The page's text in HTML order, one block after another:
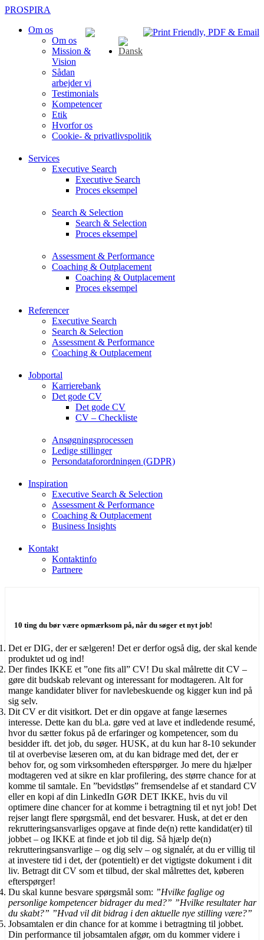
PROSPIRA
Om os
Om os
Mission &
Vision
Sådan
arbejder vi
Testimonials
Kompetencer
Etik
Hvorfor os
Cookie- & privatlivspolitik
Services
Executive Search
Executive Search
Proces eksempel
Search & Selection
Search & Selection
Proces eksempel
Assessment & Performance
Coaching & Outplacement
Coaching & Outplacement
Proces eksempel
Referencer
Executive Search
Search & Selection
Assessment & Performance
Coaching & Outplacement
Jobportal
Karrierebank
Det gode CV
Det gode CV
CV – Checkliste
Ansøgningsprocessen
Ledige stillinger
Persondataforordningen (GDPR)
Inspiration
Executive Search & Selection
Assessment & Performance
Coaching & Outplacement
Business Insights
Kontakt
Kontaktinfo
Partnere
10 ting du bør være opmærksom på, når du søger et nyt job!
Det er DIG, der er sælgeren! Det er derfor også dig, der skal kende
produktet ud og ind!
Der findes IKKE et ”one fits all” CV! Du skal målrette dit CV –
gøre dit budskab relevant og interessant for modtageren. Alt for
mange kandidater bliver for navlebeskuende og kigger kun ind på
sig selv.
Dit CV er dit visitkort. Det er din opgave at fange læsernes
interesse. Dette kan du bl.a. gøre ved at lave et indledende resumé,
hvor du sætter fokus på de erfaringer og kompetencer, som du
besidder ift. det job, du søger. HUSK, at du kun har 8-10 sekunder
til at overbevise læseren om, at du kan bidrage med det, der er
behov for, og som virksomheden efterspørger. Jo mere du hjælper
modtageren ved at sikre en klar profilering, des større chance for at
komme til samtale. En ”bevidstløs” fremsendelse af et standard CV
eller en kopi af din LinkedIn GØR DET IKKE, hvis du vil
optimere dine chancer for at komme i betragtning til et nyt job! Det
rejser langt flere spørgsmål, end det besvarer. Husk, at det er den
rekrutteringsansvarliges opgave at finde de(n) rette kandidat(er) til
jobbet – og IKKE at finde et job til dig. Så hjælp de(n)
rekrutteringsansvarlige – og dig selv – og signalér, at du er villig til
at investere tid i det, der (potentielt) er det vigtigste dokument i dit
liv. Betragt dit CV som et tilbud, der skal målrettes det, køberen
efterspørger!
Du skal kunne besvare spørgsmål som: ”Hvilke faglige og
personlige kompetencer bidrager du med?” ”Hvilke resultater har
du skabt?” ”Hvad vil dit bidrag i den aktuelle nye stilling være?”
Jobsamtalen er din chance for at komme i betragtning til jobbet.
Din performance til jobsamtalen afgør, om du kommer videre i